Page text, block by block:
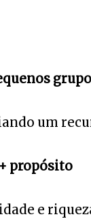
um
propósito
e